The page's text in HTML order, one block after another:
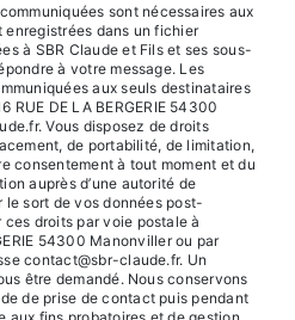
sont nécessaires aux
dans un fichier
à SBR Claude et Fils et ses sous-
à votre message. Les
aux seuls destinataires
RUE DE LA BERGERIE 54300
Vous disposez de droits
de portabilité, de limitation,
consentement à tout moment et du
auprès d’une autorité de
le sort de vos données post-
droits par voie postale à
54300 Manonviller ou par
contact@sbr-claude.fr. Un
être demandé. Nous conservons
de prise de contact puis pendant